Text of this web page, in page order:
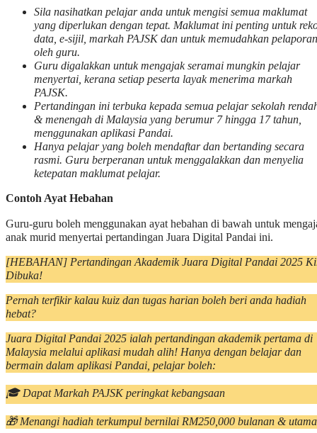
Sila nasihatkan pelajar anda untuk mengisi semua maklumat
yang diperlukan dengan tepat. Maklumat ini penting untuk
data, e-sijil, markah PAJSK dan untuk memudahkan pelaporan
oleh guru.
Guru digalakkan untuk mengajak seramai mungkin pelajar
menyertai, kerana setiap peserta layak menerima markah
PAJSK.
Pertandingan ini terbuka kepada semua pelajar sekolah
& menengah di Malaysia yang berumur 7 hingga 17 tahun,
menggunakan aplikasi Pandai.
Hanya pelajar yang boleh mendaftar dan bertanding secara
rasmi. Guru berperanan untuk menggalakkan dan menyelia
ketepatan maklumat pelajar.
Contoh Ayat Hebahan
Guru-guru boleh menggunakan ayat hebahan di bawah untuk
anak murid menyertai pertandingan Juara Digital Pandai ini.
[HEBAHAN] Pertandingan Akademik Juara Digital Pandai 2025
Dibuka!
Pernah terfikir kalau kuiz dan tugas harian boleh beri anda hadiah
hebat?
Juara Digital Pandai 2025 ialah pertandingan akademik pertama di
Malaysia melalui aplikasi mudah alih! Hanya dengan belajar dan
bermain dalam aplikasi Pandai, pelajar boleh:
🎓 Dapat Markah PAJSK peringkat kebangsaan
🎁 Menangi hadiah terkumpul bernilai RM250,000 bulanan & utama